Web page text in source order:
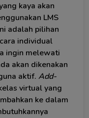
kaya akan
LMS
adalah pilihan
individual
ingin melewati
akan dikenakan
aktif. Add-
virtual yang
ke dalam